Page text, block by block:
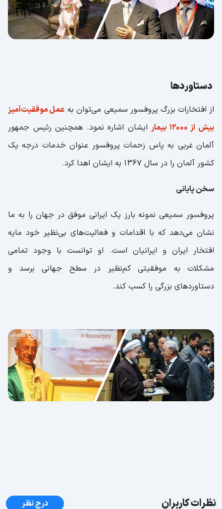
دستاوردها
از افتخارات بزرگ پروفسور سمیعی می‌توان به عمل موفقیت‌آمیز
بیش از ۱۲۰۰۰ بیمار
ایشان اشاره نمود. همچنین رئیس جمهور
آلمان غربی به پاس زحمات پروفسور عنوان خدمات درجه یک
کشور آلمان را در سال ۱۳۶۷ به ایشان اهدا کرد.
سخن پایانی
پروفسور سمیعی نمونه بارز یک ایرانی موفق در جهان را به ما
نشان می‌دهد که با اقدامات و فعالیت‌های بی‌نظیر خود مایه
افتخار ایران و ایرانیان است. او توانست با وجود تمامی
مشکلات به موفقیتی کم‌نظیر در سطح جهانی برسد و
دستاوردهای بزرگی را کسب کند.
نظرات کاربران درج نظر